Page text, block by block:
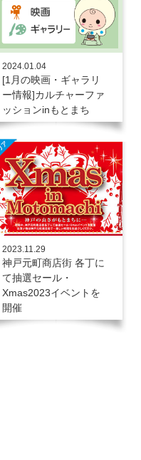
2024.01.04
[1月の映画・ギャラリ
ー情報]カルチャーファ
ッションinもとまち
2023.11.29
神戸元町商店街 各丁に
て抽選セール・
Xmas2023イベントを
開催